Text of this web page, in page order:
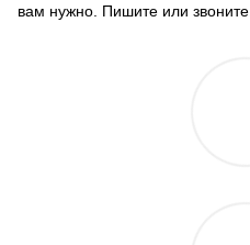
вам нужно. Пишите или звоните.